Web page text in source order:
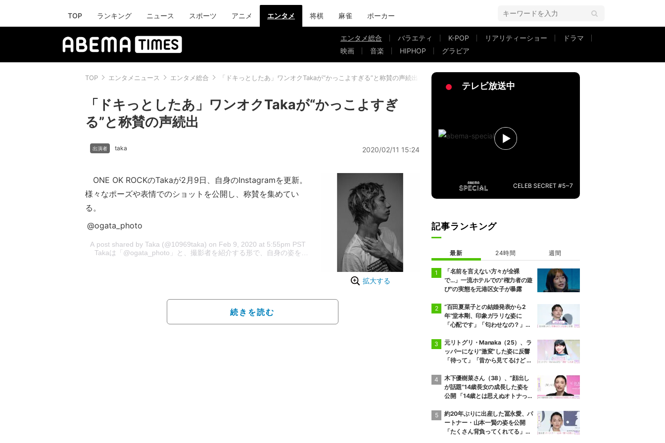
TOP ランキング ニュース スポーツ アニメ エンタメ 将棋 麻雀 ポーカー
エンタメ総合 バラエティ K-POP リアリティーショー
ドラマ
映画
音楽 HIPHOP グラビア
TOP エンタメニュース エンタメ総合 「ドキっとしたあ」ワンオクTakaが“かっこよすぎる”と称賛の声続出
「ドキっとしたあ」ワンオクTakaが“かっこよすぎ
る”と称賛の声続出
taka 2020/02/11 15:24
拡大する
ONE OK ROCKのTakaが2月9日、自身のInstagramを更新。
様々なポーズや表情でのショットを公開し、称賛を集めてい
る。
@ogata_photo
A post shared by Taka (@10969taka) on Feb 9, 2020 at 5:55pm PST
Takaは「@ogata_photo」と、撮影者を紹介する形で、自身の姿を写したモノクロ＆カラー画像数点を公開。これらの画像のなかでTakaは、窓辺で外の景色を眺めながら佇む姿や、
続きを読む
テレビ放送中
CELEB SECRET #5~7
記事ランキング
最新 24時間 週間
「名前を言えない方々が全裸
で…」一流ホテルでの"権力者の遊
び"の実態を元港区女子が暴露
“百田夏菜子との結婚発表から2
年”堂本剛、印象ガラリな姿に
「心配です」「匂わせなの？」な
元リトグリ・Manaka（25）、ラ
ッパーになり“激変”した姿に反響
「待って」「昔から見てるけど 最
木下優樹菜さん（38）、“顔出し
が話題”14歳長女の成長した姿を
公開 「14歳とは思えぬオトナっぽ
ぎる」など反響
約20年ぶりに出産した冨永愛、パ
ートナー・山本一賢の姿を公開
「たくさん背負ってくれてる」感